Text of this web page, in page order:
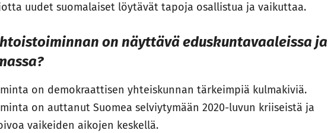
uudet suomalaiset löytävät tapoja osallistua ja vaikuttaa.
on näyttävä eduskuntavaaleissa ja
on demokraattisen yhteiskunnan tärkeimpiä kulmakiviä.
on auttanut Suomea selviytymään 2020-luvun kriiseistä ja
vaikeiden aikojen keskellä.